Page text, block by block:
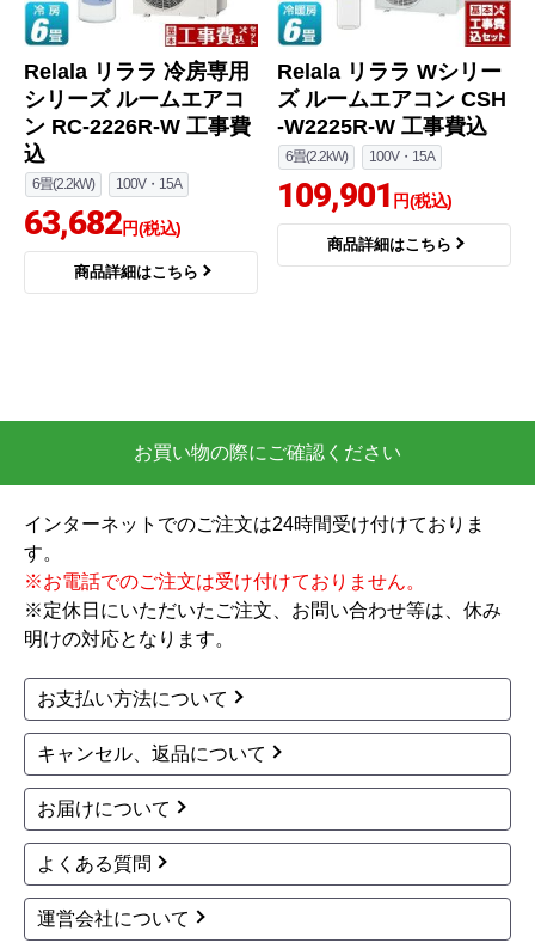
Relala リララ 冷房専用
シリーズ ルームエアコ
ン RC-2226R-W 工事費
込
6畳(2.2kW) 100V・15A
63,682円(税込)
商品詳細はこちら
Relala リララ Wシリー
ズ ルームエアコン CSH
-W2225R-W 工事費込
6畳(2.2kW) 100V・15A
109,901 円(税込)
商品詳細はこちら
お買い物の際にご確認ください
インターネットでのご注文は24時間受け付けておりま
す。
※お電話でのご注文は受け付けておりません。
※定休日にいただいたご注文、お問い合わせ等は、休み
明けの対応となります。
お支払い方法について
キャンセル、返品について
お届けについて
よくある質問
運営会社について